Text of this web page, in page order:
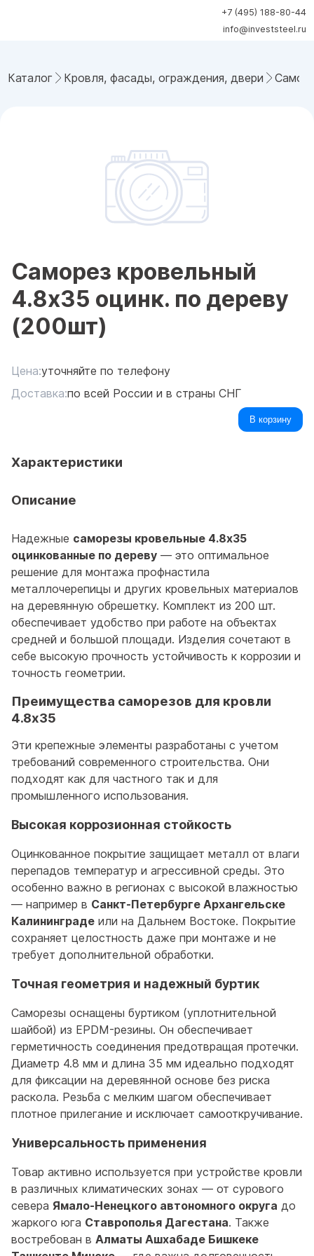
+7 (495) 188-80-44
info@investsteel.ru
Каталог Кровля, фасады, ограждения, двери
Саморез кровельный
4.8x35 оцинк. по дереву
(200шт)
Цена:уточняйте по телефону
Доставка:по всей России и в страны СНГ
В корзину
Характеристики
Описание
Надежные саморезы кровельные 4.8x35
оцинкованные по дереву — это оптимальное
решение для монтажа профнастила
металлочерепицы и других кровельных материалов
на деревянную обрешетку. Комплект из 200 шт.
обеспечивает удобство при работе на объектах
средней и большой площади. Изделия сочетают в
себе высокую прочность устойчивость к коррозии и
точность геометрии.
Преимущества саморезов для кровли
4.8x35
Эти крепежные элементы разработаны с учетом
требований современного строительства. Они
подходят как для частного так и для
промышленного использования.
Высокая коррозионная стойкость
Оцинкованное покрытие защищает металл от влаги
перепадов температур и агрессивной среды. Это
особенно важно в регионах с высокой влажностью
— например в Санкт-Петербурге Архангельске
Калининграде или на Дальнем Востоке. Покрытие
сохраняет целостность даже при монтаже и не
требует дополнительной обработки.
Точная геометрия и надежный буртик
Саморезы оснащены буртиком (уплотнительной
шайбой) из EPDM-резины. Он обеспечивает
герметичность соединения предотвращая протечки.
Диаметр 4.8 мм и длина 35 мм идеально подходят
для фиксации на деревянной основе без риска
раскола. Резьба с мелким шагом обеспечивает
плотное прилегание и исключает самооткручивание.
Универсальность применения
Товар активно используется при устройстве кровли
в различных климатических зонах — от сурового
севера Ямало-Ненецкого автономного округа до
жаркого юга Ставрополья Дагестана. Также
востребован в Алматы Ашхабаде Бишкеке